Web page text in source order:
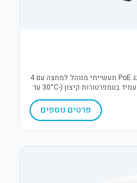
4POE 65W 100/1000+1*100 מתג PoE תעשייתי מנוהל למחצה עם 4
פורטים במהירות 1G ופורט Uplink. עמיד בטמפרטורות קיצון (-30°C עד
75°C), כולל הגנת נחשולי מתח 6KV ויתירות מתח (DC12-52V). פתרון
פרטים נוספים